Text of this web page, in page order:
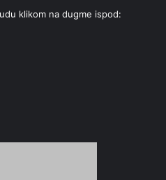
klikom na dugme ispod: